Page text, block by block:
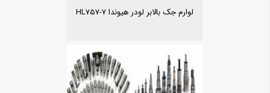
لوارم جک بالابر لودر هیوندا HL757-7